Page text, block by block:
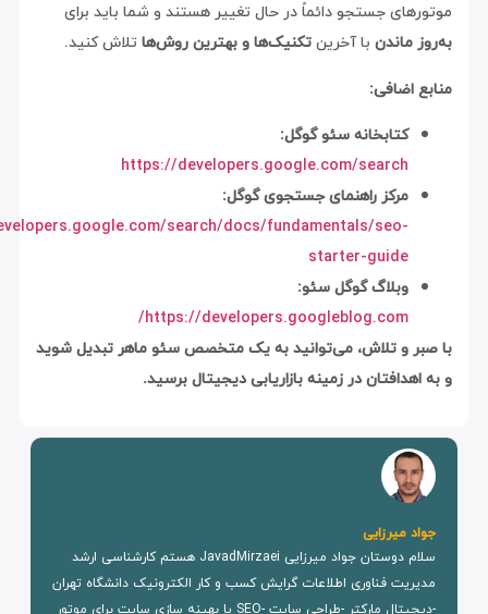
جستجو دائماً در حال تغییر هستند و شما باید برای
ماندنبا آخرینتکنیک‌ها و بهترین روش‌هاتلاش کنید.
اضافی:
کتابخانه سئو گوگل:
https://developers.google.com/search
مرکز راهنمای جستجوی گوگل:
https://developers.google.com/search/docs/fundamentals/seo-
starter-guide
وبلاگ گوگل سئو:
https://developers.googleblog.com/
و تلاش، می‌توانید به یک متخصص سئو ماهر تبدیل شوید
در زمینه بازاریابی دیجیتال برسید.
میرزایی
سلام دوستان جواد میرزایی JavadMirzaei هستم کارشناسی ارشد
فناوری اطلاعات گرایش کسب و کار الکترونیک دانشگاه تهران
-دیجیتال مارکتر -طراحی سایت -SEO یا بهینه سازی سایت برای موتور